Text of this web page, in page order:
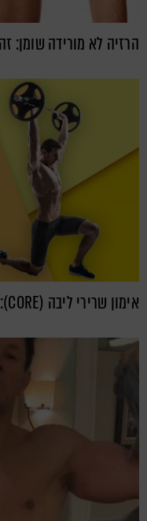
הרזיה לא מורידה שומן:
אימון שרירי ליבה (CORE): הדרך לריבועים ועוד הרבה יותר